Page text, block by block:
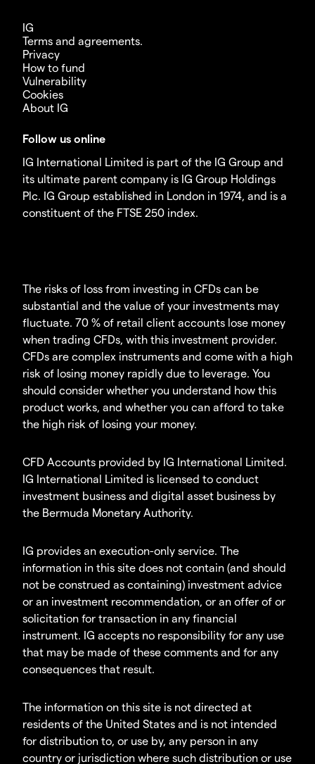
IG
Terms and agreements.
Privacy
How to fund
Vulnerability
Cookies
About IG
Follow us online
IG International Limited is part of the IG Group and
its ultimate parent company is IG Group Holdings
Plc. IG Group established in London in 1974, and is a
constituent of the FTSE 250 index.
The risks of loss from investing in CFDs can be
substantial and the value of your investments may
fluctuate. 70 % of retail client accounts lose money
when trading CFDs, with this investment provider.
CFDs are complex instruments and come with a high
risk of losing money rapidly due to leverage. You
should consider whether you understand how this
product works, and whether you can afford to take
the high risk of losing your money.
CFD Accounts provided by IG International Limited.
IG International Limited is licensed to conduct
investment business and digital asset business by
the Bermuda Monetary Authority.
IG provides an execution-only service. The
information in this site does not contain (and should
not be construed as containing) investment advice
or an investment recommendation, or an offer of or
solicitation for transaction in any financial
instrument. IG accepts no responsibility for any use
that may be made of these comments and for any
consequences that result.
The information on this site is not directed at
residents of the United States and is not intended
for distribution to, or use by, any person in any
country or jurisdiction where such distribution or use